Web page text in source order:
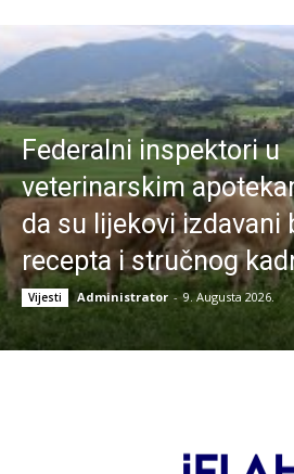
Federalni inspektori u
veterinarskim
da su lijekovi izdavani
recepta i stručnog
Vijesti Administrator - 9. Augusta 2026.